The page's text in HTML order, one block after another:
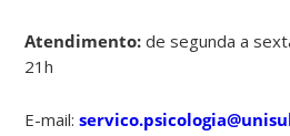
Atendimento: de segunda a
21h
E-mail: